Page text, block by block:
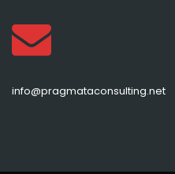
info@pragmataconsulting.net